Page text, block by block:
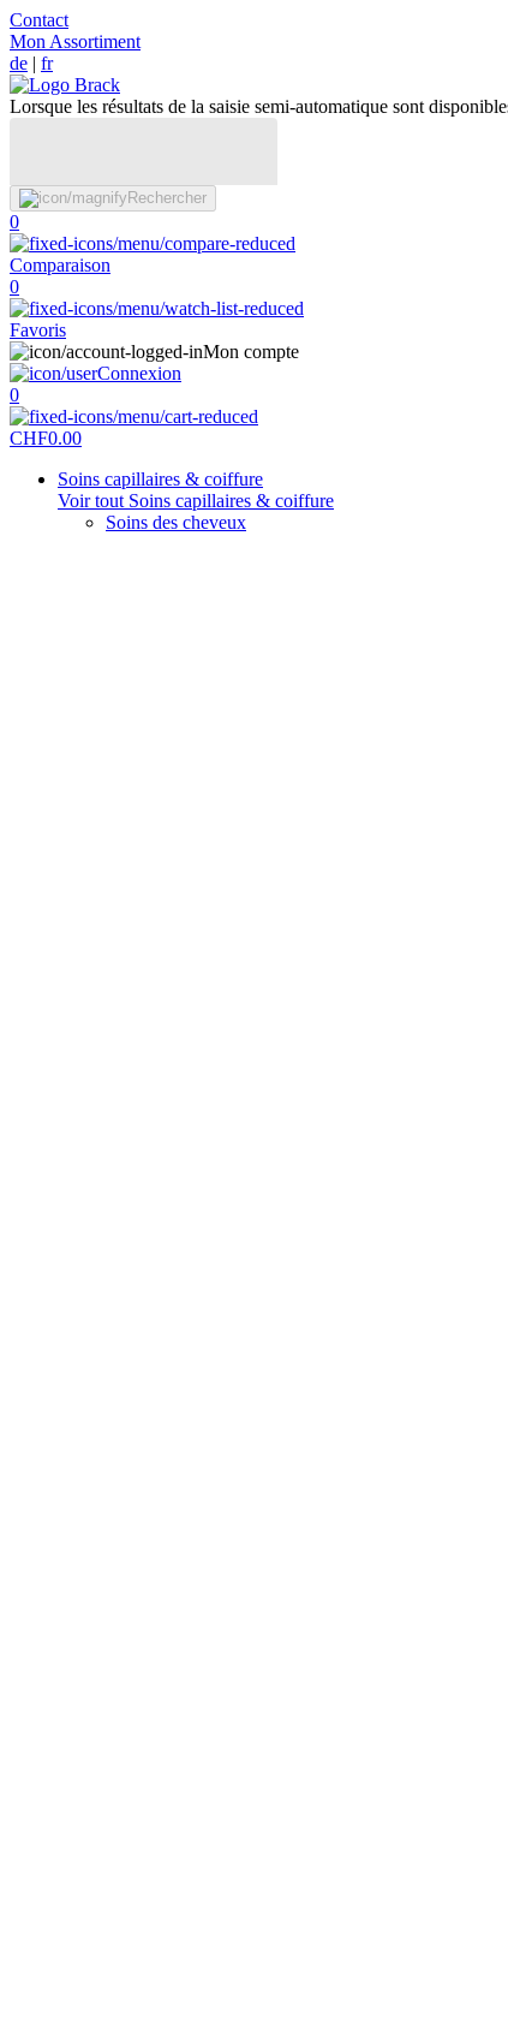
Contact
Mon Assortiment
de | fr
Lorsque les résultats de la saisie semi-automatique sont
Rechercher
0
Comparaison
0
Favoris
Mon compte
Connexion
0
CHF0.00
Soins capillaires & coiffure
Voir tout Soins capillaires & coiffure
Soins des cheveux